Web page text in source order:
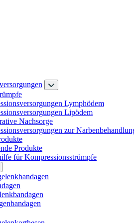
Lymphödem
Lipödem
Nachsorge
zur
Produkte
für Kompressionsstrümpfe